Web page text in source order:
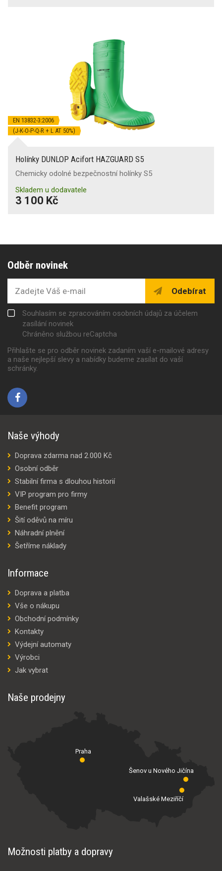
EN 13832-3:2006
(J-K-O-P-Q-R + L AT 50%)
Holínky DUNLOP Acifort HAZGUARD S5
Chemicky odolné bezpečnostní holínky S5
Skladem u dodavatele
3 100 Kč
Odběr novinek
Odebírat
Souhlasím se zpracováním osobních údajů za účelem
zasílání novinek
Chráněno službou reCaptcha
Přihlašte se pro odběr novinek zadaním vaší e-mailové adresy
a naše nejlepší slevy a nabídky budeme zasílat do vaší
schránky.
Naše výhody
Doprava zdarma nad 2.000 Kč
Osobní odběr
Stabilní firma s dlouhou historií
VIP program pro firmy
Benefit program
Šití oděvů na míru
Náhradní plnění
Šetříme náklady
Informace
Doprava a platba
Vše o nákupu
Obchodní podmínky
Kontakty
Výdejní automaty
Výrobci
Jak vybrat
Naše prodejny
Praha
Valašské Meziříčí
Šenov u Nového Jičína
Možnosti platby a dopravy